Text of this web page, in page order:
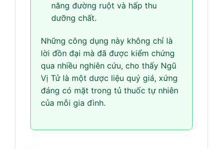
năng đường ruột và hấp thu
dưỡng chất.
Những công dụng này không chỉ là
lời đồn đại mà đã được kiểm chứng
qua nhiều nghiên cứu, cho thấy Ngũ
Vị Tử là một dược liệu quý giá, xứng
đáng có mặt trong tủ thuốc tự nhiên
của mỗi gia đình.